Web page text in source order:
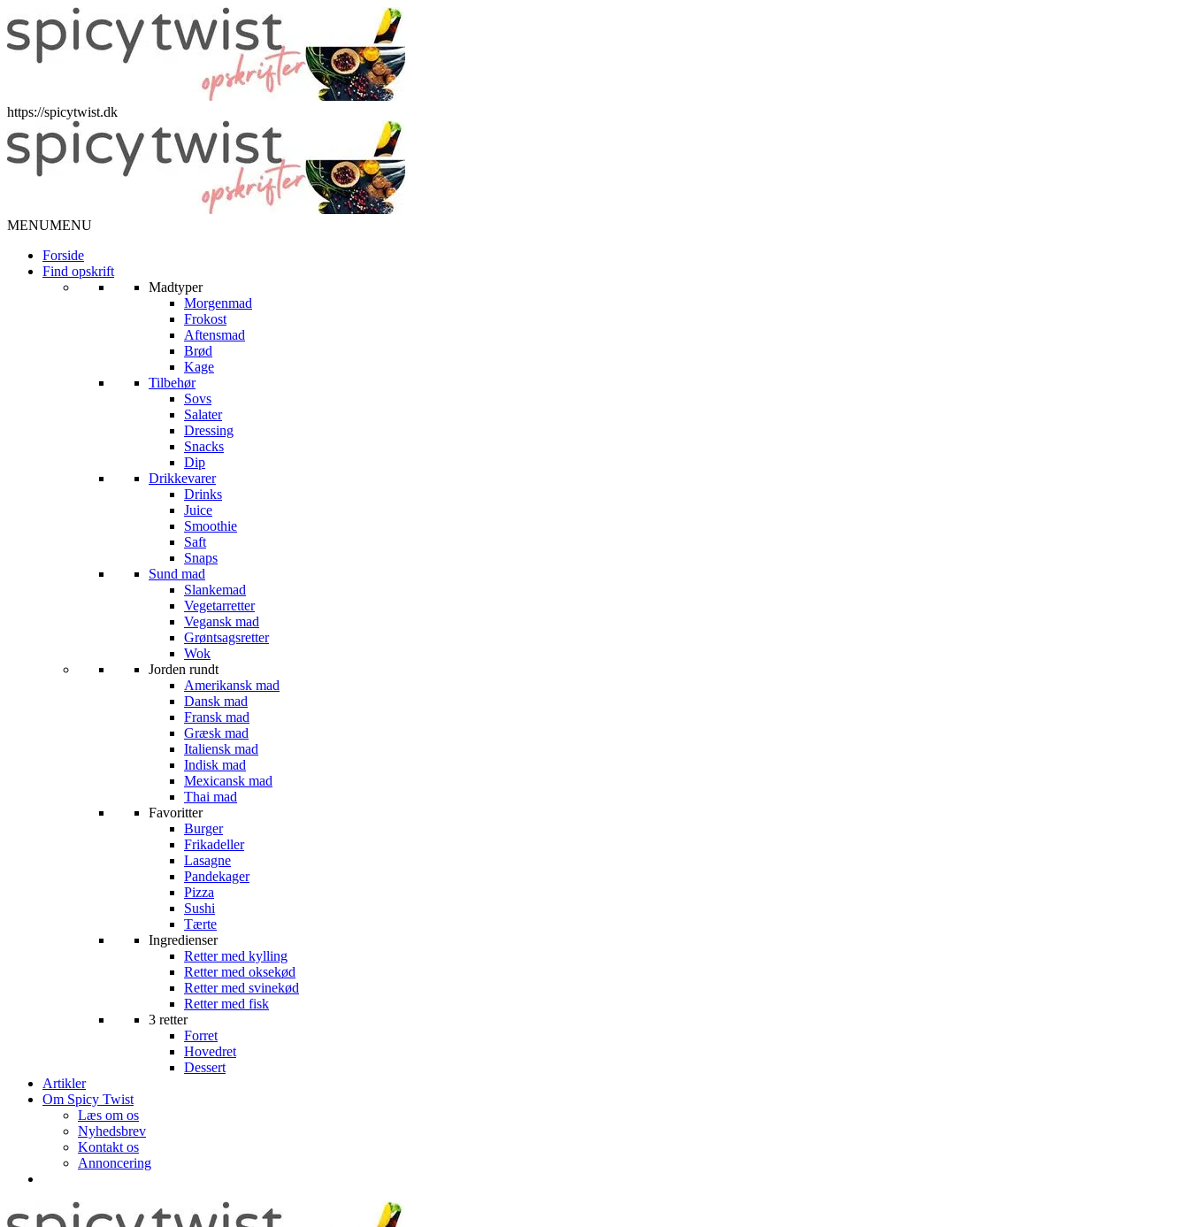
https://spicytwist.dk
MENUMENU
Forside
Find opskrift
Madtyper
Morgenmad
Frokost
Aftensmad
Brød
Kage
Tilbehør
Sovs
Salater
Dressing
Snacks
Dip
Drikkevarer
Drinks
Juice
Smoothie
Saft
Snaps
Sund mad
Slankemad
Vegetarretter
Vegansk mad
Grøntsagsretter
Wok
Jorden rundt
Amerikansk mad
Dansk mad
Fransk mad
Græsk mad
Italiensk mad
Indisk mad
Mexicansk mad
Thai mad
Favoritter
Burger
Frikadeller
Lasagne
Pandekager
Pizza
Sushi
Tærte
Ingredienser
Retter med kylling
Retter med oksekød
Retter med svinekød
Retter med fisk
3 retter
Forret
Hovedret
Dessert
Artikler
Om Spicy Twist
Læs om os
Nyhedsbrev
Kontakt os
Annoncering